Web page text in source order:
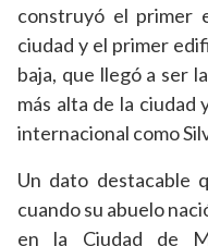
construyó el primer
ciudad y el primer
baja, que llegó a ser
más alta de la ciudad
internacional como
Un dato destacable
cuando su abuelo
en la Ciudad de